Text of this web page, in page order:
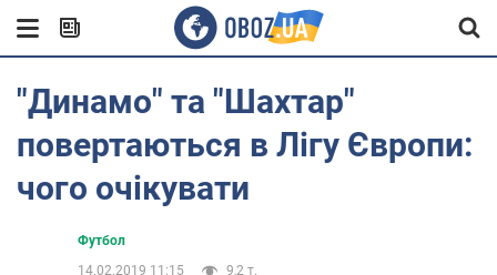
"Динамо" та "Шахтар"
повертаються в Лігу Європи:
чого очікувати
Футбол
14.02.2019 11:15
9,2 т.